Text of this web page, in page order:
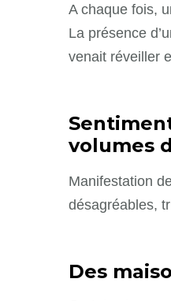
A chaque fois,
La présence
venait réveiller
volumes
Manifestation
désagréables,
Des